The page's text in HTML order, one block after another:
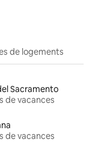
de logements
Sacramento
de vacances
de vacances